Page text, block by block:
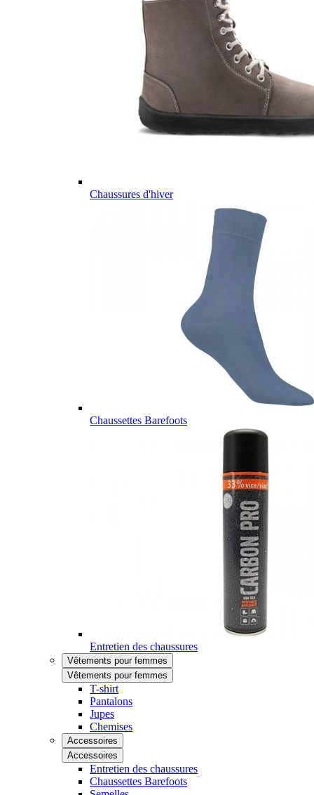
Chaussures d'hiver
Chaussettes Barefoots
Entretien des chaussures
Vêtements pour femmes
Vêtements pour femmes
T-shirt
Pantalons
Jupes
Chemises
Accessoires
Accessoires
Entretien des chaussures
Chaussettes Barefoots